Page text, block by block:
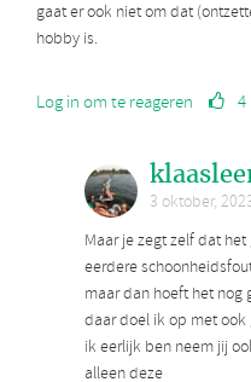
gaat er ook niet om dat
hobby is.
Log in om te reageren 4
3 oktober,
Maar je zegt zelf dat
eerdere
maar dan hoeft het nog
daar doel ik op met
ik eerlijk ben neem jij
alleen deze